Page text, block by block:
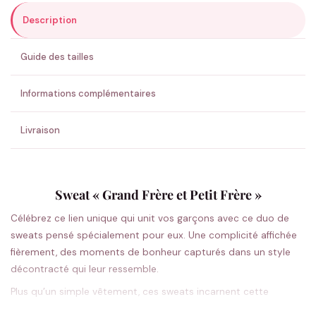
ENVOYER MA DEMANDE ✨
💚 Retour sous 24-48h🇫🇷 Flocage en France✅ Validation avant fabrication
Description
Guide des tailles
Informations complémentaires
Livraison
Sweat « Grand Frère et Petit Frère »
Célébrez ce lien unique qui unit vos garçons avec ce duo de
sweats pensé spécialement pour eux. Une complicité affichée
fièrement, des moments de bonheur capturés dans un style
décontracté qui leur ressemble.
Plus qu’un simple vêtement, ces sweats incarnent cette